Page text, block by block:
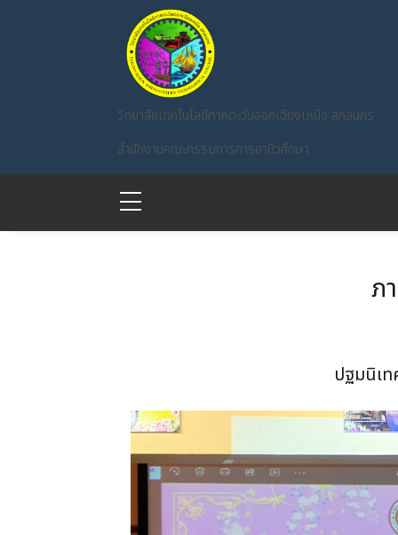
วิทยาลัยเทคโนโลยีภาคตะวันออกเฉียงเหนือ สกลนคร
สำนักงานคณะกรรมการการอาชีวศึกษา
ภ
ปฐมนิเ